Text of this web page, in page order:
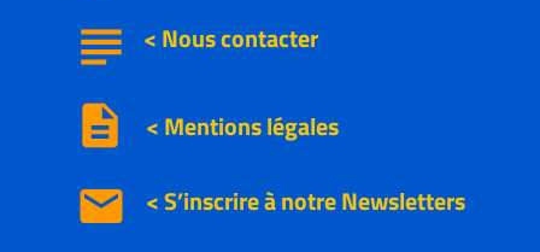
description
subject
email
<Nouscontacter
< S’inscrire à notreNewsletters
< Mentions légales